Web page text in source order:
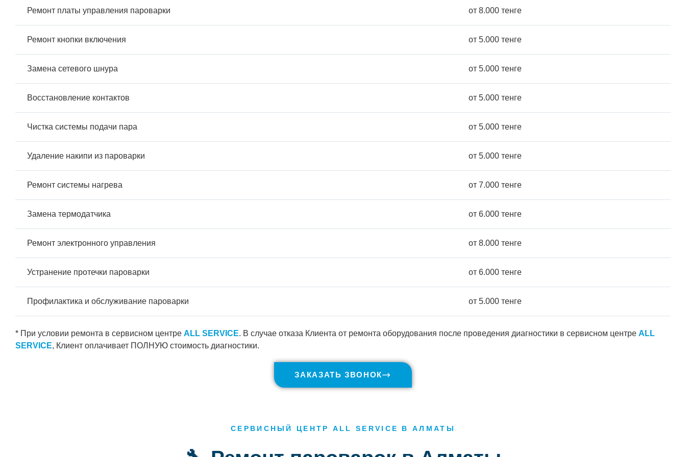
Ремонт платы управления пароварки от 8.000 тенге
Ремонт кнопки включения от 5.000 тенге
Замена сетевого шнура от 5.000 тенге
Восстановление контактов от 5.000 тенге
Чистка системы подачи пара от 5.000 тенге
Удаление накипи из пароварки от 5.000 тенге
Ремонт системы нагрева от 7.000 тенге
Замена термодатчика от 6.000 тенге
Ремонт электронного управления от 8.000 тенге
Устранение протечки пароварки от 6.000 тенге
Профилактика и обслуживание пароварки от 5.000 тенге
* При условии ремонта в сервисном центре ALL SERVICE. В случае отказа Клиента от ремонта оборудования после проведения диагностики в сервисном центре ALL
SERVICE, Клиент оплачивает ПОЛНУЮ стоимость диагностики.
ЗАКАЗАТЬ ЗВОНОК
СЕРВИСНЫЙ ЦЕНТР ALL SERVICE В АЛМАТЫ